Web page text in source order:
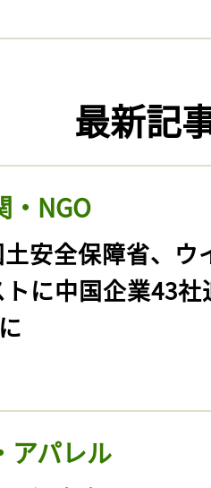
最新記
・NGO
土安全保障省、ウ
に中国企業43社
アパレル